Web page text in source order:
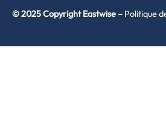
© 2025 Copyright Eastwise – Politique